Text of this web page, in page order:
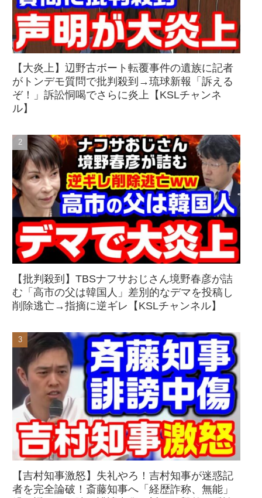
【大炎上】辺野古ボート転覆事件の遺族に記者
がトンデモ質問で批判殺到→琉球新報「訴える
ぞ！」訴訟恫喝でさらに炎上【KSLチャンネ
ル】
【批判殺到】TBSナフサおじさん境野春彦が詰
む「高市の父は韓国人」差別的なデマを投稿し
削除逃亡→指摘に逆ギレ【KSLチャンネル】
【吉村知事激怒】失礼やろ！吉村知事が迷惑記
者を完全論破！斎藤知事へ「経歴詐称、無能」